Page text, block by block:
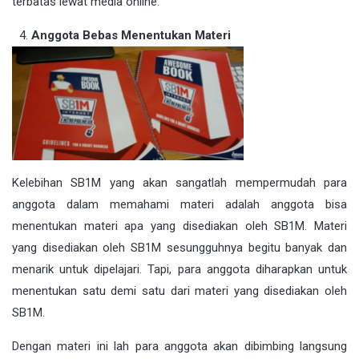
Anggota Bebas Menentukan Materi
Kelebihan SB1M yang akan sangatlah mempermudah para
anggota dalam memahami materi adalah anggota bisa
menentukan materi apa yang disediakan oleh SB1M. Materi
yang disediakan oleh SB1M sesungguhnya begitu banyak dan
menarik untuk dipelajari. Tapi, para anggota diharapkan untuk
menentukan satu demi satu dari materi yang disediakan oleh
SB1M.
Dengan materi ini lah para anggota akan dibimbing langsung